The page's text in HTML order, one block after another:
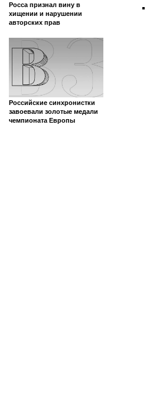
Росса признал вину в
хищении и нарушении
авторских прав
Российские синхронистки
завоевали золотые медали
чемпионата Европы